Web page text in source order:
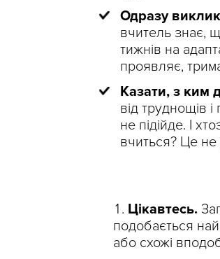
Одразу
вчитель знає,
тижнів на
проявляє,
Казати, з ким
від труднощів
не підійде. І
вчиться? Це не
Цікавтесь.
подобається
або схожі